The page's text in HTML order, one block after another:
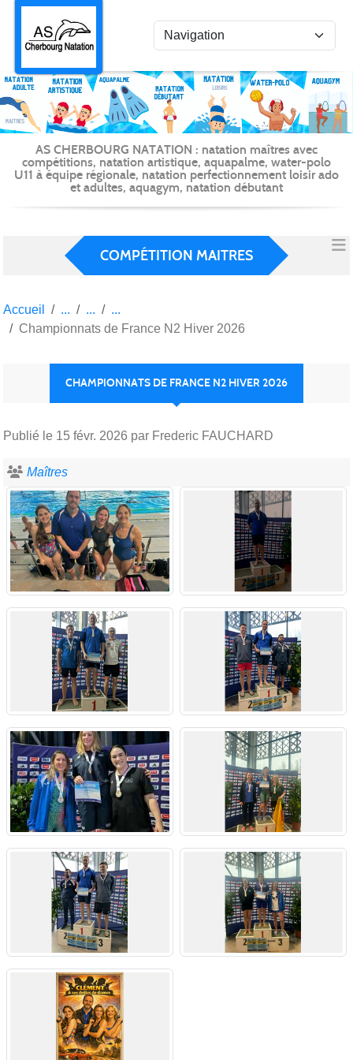
AS CHERBOURG NATATION : natation maîtres avec
compétitions, natation artistique, aquapalme, water-polo
U11 à équipe régionale, natation perfectionnement loisir ado
et adultes, aquagym, natation débutant
COMPÉTITION MAITRES
Accueil
Championnats de France N2 Hiver 2026
CHAMPIONNATS DE FRANCE N2 HIVER 2026
Publié le 15 févr. 2026 par Frederic FAUCHARD
Maîtres
Panneau de gestion des cookies